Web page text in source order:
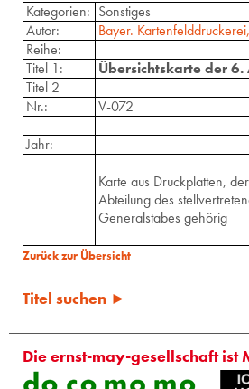
Kategorien: Sonstiges
Autor:
Bayer. Kartenfelddruckerei,
Reihe:
Titel 1:
Übersichtskarte der 6.
Titel 2
Nr.:
V-072
Jahr:
Karte aus Druckplatten,
Abteilung des
Generalstabes gehörig
Zurück zur Übersicht
Titel suchen ►
Die ernst-may-gesellschaft ist